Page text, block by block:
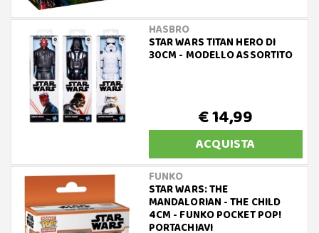
HASBRO
STAR WARS TITAN HERO DI
30CM - MODELLO ASSORTITO
€ 14,99
ACQUISTA
FUNKO
STAR WARS: THE
MANDALORIAN - THE CHILD
4CM - FUNKO POCKET POP!
PORTACHIAVI